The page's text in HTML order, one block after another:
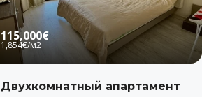
115,000€
1,854€/м2
Двухкомнатный апартамент